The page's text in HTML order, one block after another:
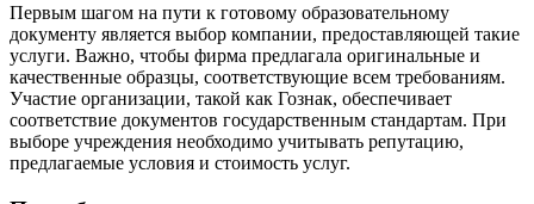
Первым шагом на пути к готовому образовательному
документу является выбор компании, предоставляющей такие
услуги. Важно, чтобы фирма предлагала оригинальные и
качественные образцы, соответствующие всем требованиям.
Участие организации, такой как Гознак, обеспечивает
соответствие документов государственным стандартам. При
выборе учреждения необходимо учитывать репутацию,
предлагаемые условия и стоимость услуг.